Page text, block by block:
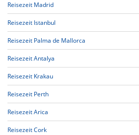
Reisezeit Madrid
Reisezeit Istanbul
Reisezeit Palma de Mallorca
Reisezeit Antalya
Reisezeit Krakau
Reisezeit Perth
Reisezeit Arica
Reisezeit Cork